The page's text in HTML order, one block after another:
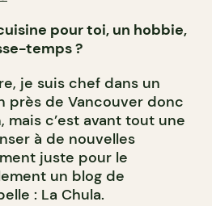
pour toi, un hobbie,
temps ?
je suis chef dans un
près de Vancouver donc
mais c’est avant tout une
à de nouvelles
juste pour le
un blog de
: La Chula.